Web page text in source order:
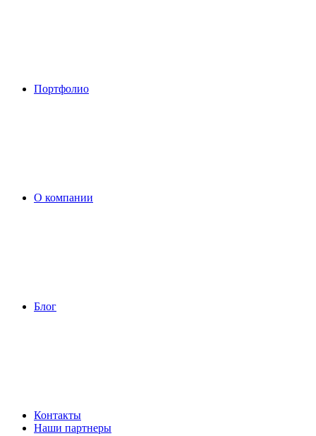
Портфолио
О компании
Блог
Контакты
Наши партнеры